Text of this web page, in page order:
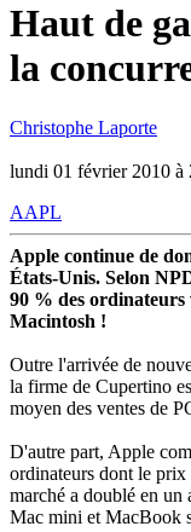
Haut de
la
Christophe Laporte
lundi 01 février 2010 à
AAPL
Apple continue de
États-Unis. Selon
90 % des ordinateurs
Macintosh !
Outre l'arrivée de
la firme de Cupertino
moyen des ventes de
D'autre part, Apple
ordinateurs dont le prix
marché a doublé en un
Mac mini et MacBook